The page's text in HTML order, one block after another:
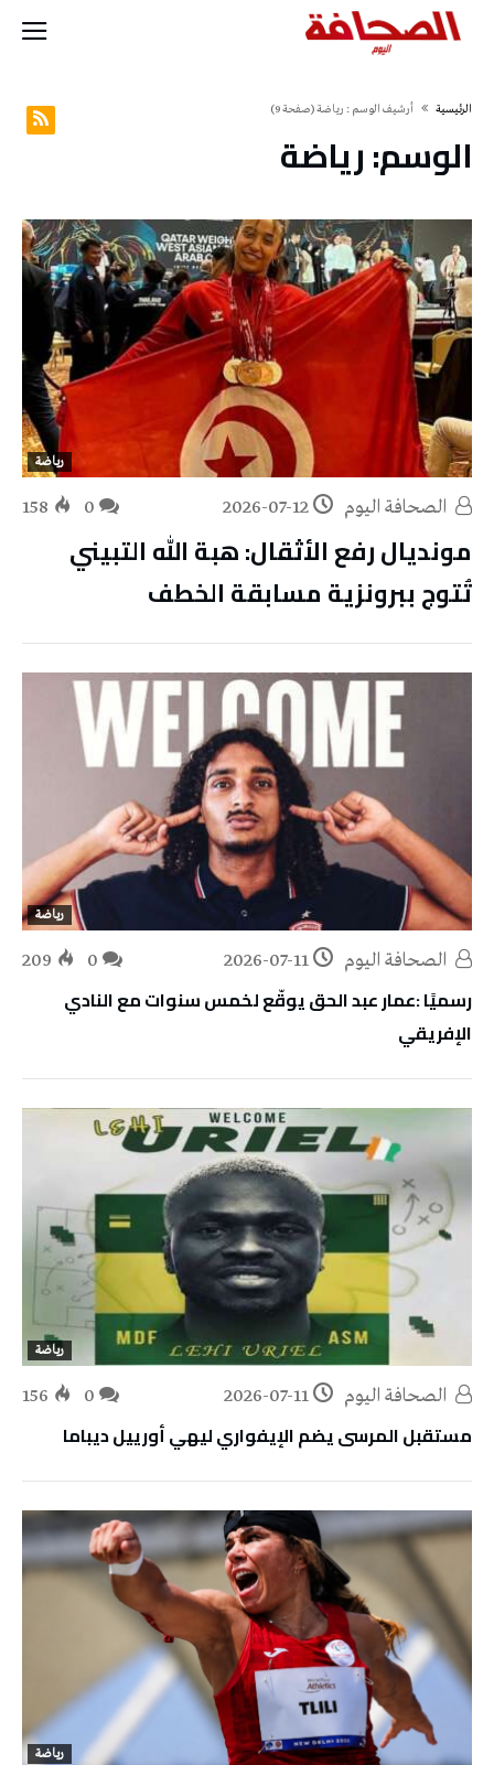
‫الرئيسية‬ ‫أرشيف الوسم :‬ رياضة (‫صفحة‬ 9)
الوسم:رياضة
رياضة
2026-07-12
158
مونديال رفع الأثقال: هبة الله التبيني
تُتوج ببرونزية مسابقة الخطف
رياضة
2026-07-11
209
رسميًا :عمار عبد الحق يوقّع لخمس سنوات مع النادي
الإفريقي
رياضة
2026-07-11
156
مستقبل المرسى يضم الإيفواري ليهي أورييل ديباما
رياضة